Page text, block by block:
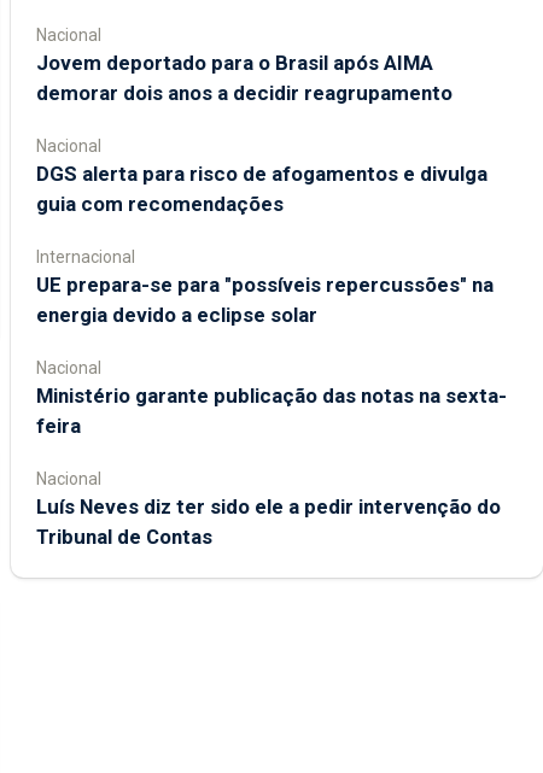
Nacional
Jovem deportado para o Brasil após AIMA
demorar dois anos a decidir reagrupamento
Nacional
DGS alerta para risco de afogamentos e divulga
guia com recomendações
Internacional
UE prepara-se para "possíveis repercussões" na
energia devido a eclipse solar
Nacional
Ministério garante publicação das notas na sexta-
feira
Nacional
Luís Neves diz ter sido ele a pedir intervenção do
Tribunal de Contas